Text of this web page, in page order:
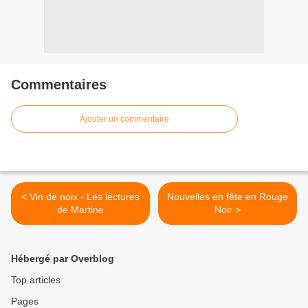
Commentaires
Ajouter un commentaire
< Vin de noix - Les lectures
de Martine
Nouvelles en fête en Rouge
Noir >
Hébergé par Overblog
Top articles
Pages